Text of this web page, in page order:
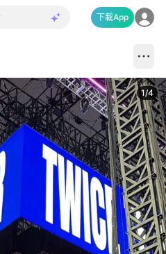
下載App
1/4